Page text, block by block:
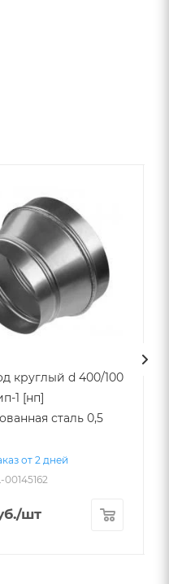
круглый d 400/100
1 [нп]
сталь 0,5
от 2 дней
00145162
/шт